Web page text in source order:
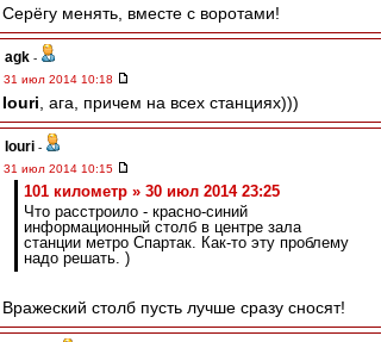
Серёгу менять, вместе с воротами!
agk -
31 июл 2014 10:18
Iouri , ага, причем на всех станциях)))
Iouri -
31 июл 2014 10:15
101 километр » 30 июл 2014 23:25
Что расстроило - красно-синий
информационный столб в центре зала
станции метро Спартак. Как-то эту проблему
надо решать. )
Вражеский столб пусть лучше сразу сносят!